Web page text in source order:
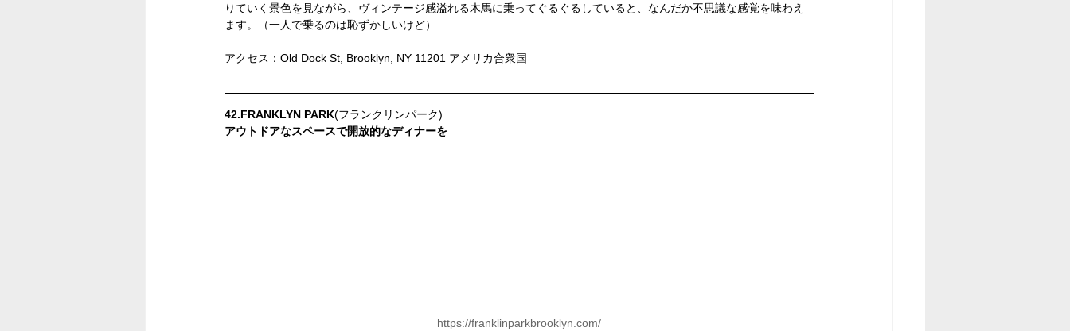
りていく景色を見ながら、ヴィンテージ感溢れる木馬に乗ってぐるぐるしていると、なんだか不思議な感覚を味わえ
ます。（一人で乗るのは恥ずかしいけど）
アクセス：Old Dock St, Brooklyn, NY 11201 アメリカ合衆国
42.FRANKLYN PARK(フランクリンパーク)
アウトドアなスペースで開放的なディナーを
https://franklinparkbrooklyn.com/